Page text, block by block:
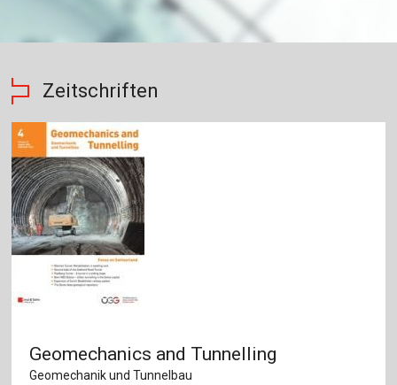
Zeitschriften
Geomechanics and Tunnelling
Geomechanik und Tunnelbau